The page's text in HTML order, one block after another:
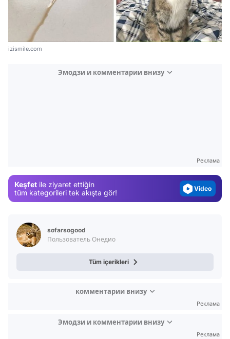
izismile.com
Эмодзи и комментарии внизу
Реклама
Keşfet ile ziyaret ettiğin
tüm kategorileri tek akışta gör!
Video
sofarsogood
Пользователь Онедио
Tüm içerikleri
комментарии внизу
Реклама
Эмодзи и комментарии внизу
Реклама